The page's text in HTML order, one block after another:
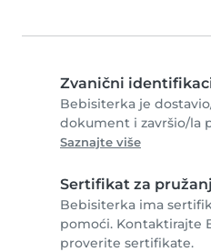
Zvanični
Bebisiterka je
dokument i završio/la
Saznajte više
Sertifikat za
Bebisiterka ima
pomoći. Kontaktirajte
proverite sertifikate.